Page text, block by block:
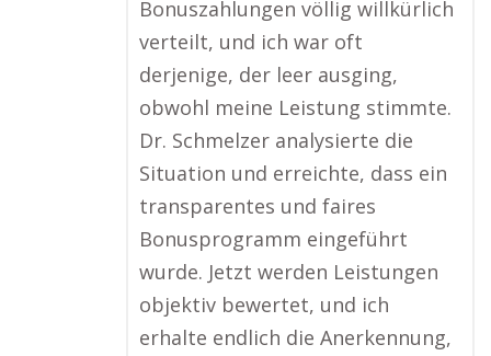
Bonuszahlungen völlig willkürlich
verteilt, und ich war oft
derjenige, der leer ausging,
obwohl meine Leistung stimmte.
Dr. Schmelzer analysierte die
Situation und erreichte, dass ein
transparentes und faires
Bonusprogramm eingeführt
wurde. Jetzt werden Leistungen
objektiv bewertet, und ich
erhalte endlich die Anerkennung,